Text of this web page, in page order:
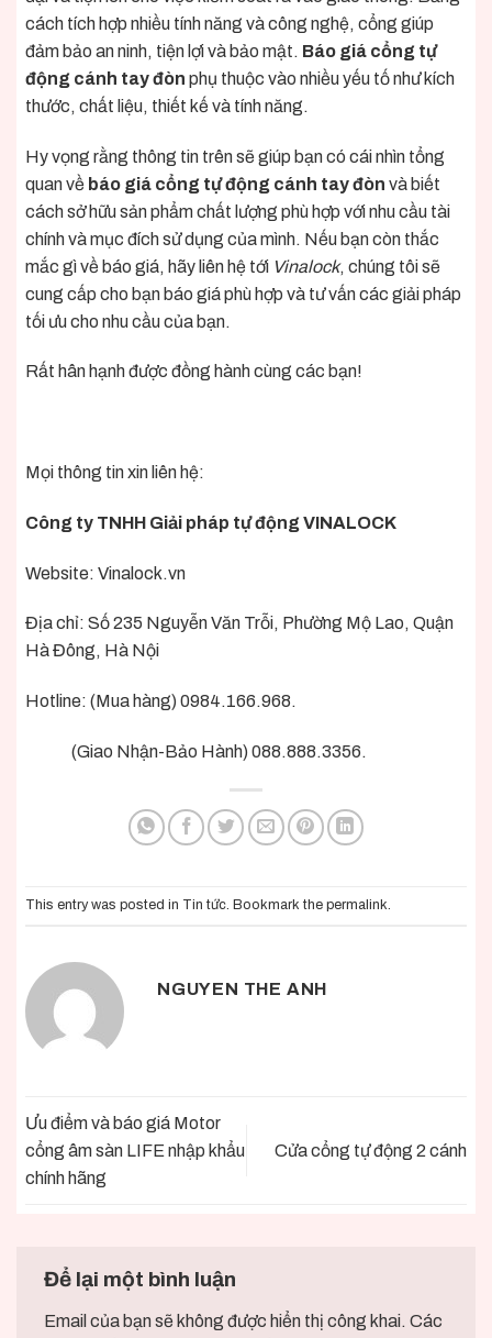
cách tích hợp nhiều tính năng và công nghệ, cổng giúp
đảm bảo an ninh, tiện lợi và bảo mật. Báo giá cổng tự
động cánh tay đòn phụ thuộc vào nhiều yếu tố như kích
thước, chất liệu, thiết kế và tính năng.
Hy vọng rằng thông tin trên sẽ giúp bạn có cái nhìn tổng
quan về báo giá cổng tự động cánh tay đòn và biết
cách sở hữusản phẩmchất lượng phù hợp với nhu cầu tài
chính và mục đích sử dụng của mình. Nếu bạn còn thắc
mắc gì về báo giá, hãy liên hệ tới Vinalock, chúng tôi sẽ
cung cấp cho bạn báo giá phù hợp và tư vấn các giải pháp
tối ưu cho nhu cầu của bạn.
Rất hân hạnh được đồng hành cùng các bạn!
Mọi thông tin xin liên hệ:
Công ty TNHH Giải pháp tự động VINALOCK
Website: Vinalock.vn
Địa chỉ: Số 235 Nguyễn Văn Trỗi, Phường Mộ Lao, Quận
Hà Đông, Hà Nội
Hotline: (Mua hàng) 0984.166.968.
(Giao Nhận-Bảo Hành) 088.888.3356.
This entry was posted in Tin tức. Bookmark the permalink.
NGUYEN THE ANH
Ưu điểm và báo giá Motor
cổng âm sàn LIFE nhập khẩu
chính hãng
Cửa cổng tự động 2 cánh
Để lại một bình luận
Email của bạn sẽ không được hiển thị công khai. Các